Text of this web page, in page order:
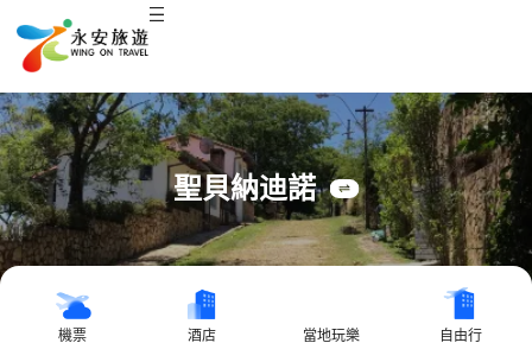
聖貝納迪諾
機票 酒店 當地玩樂 自由行